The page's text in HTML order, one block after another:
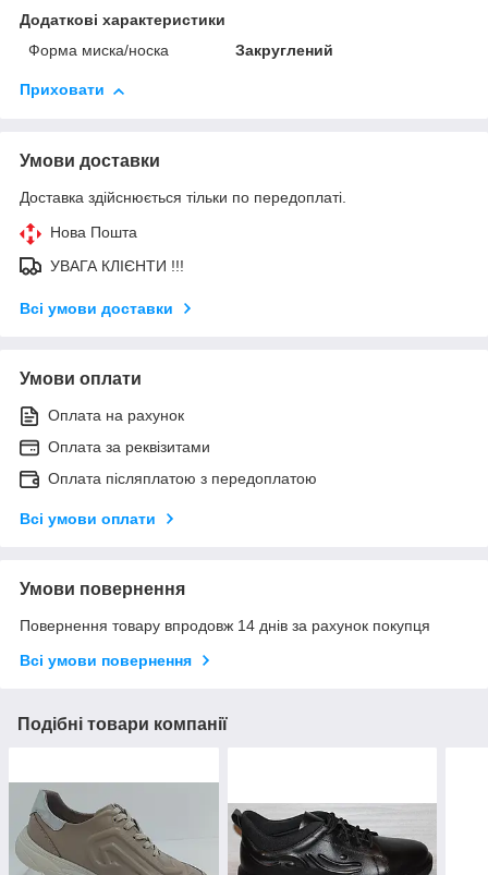
Додаткові характеристики
Форма миска/носка
Закруглений
Приховати
Умови доставки
Доставка здійснюється тільки по передоплаті.
Нова Пошта
УВАГА КЛІЄНТИ !!!
Всі умови доставки
Умови оплати
Оплата на рахунок
Оплата за реквізитами
Оплата післяплатою з передоплатою
Всі умови оплати
Умови повернення
Повернення товару впродовж 14 днів за рахунок покупця
Всі умови повернення
Подібні товари компанії